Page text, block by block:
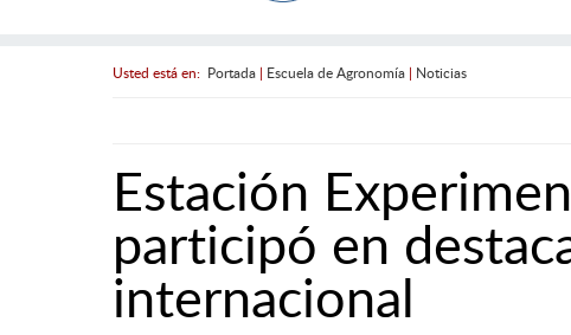
Usted está en: Portada| Escuela de Agronomía| Noticias
Estación
participó en
internacional